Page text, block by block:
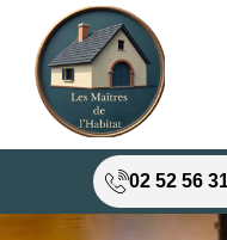
02 52 56